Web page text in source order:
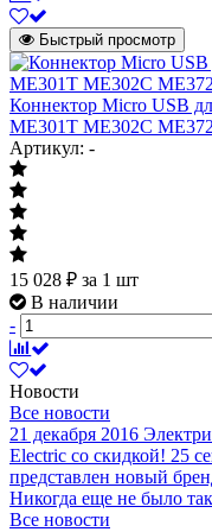
Быстрый просмотр
Коннектор Micro USB
ME301T ME302C
Артикул: -
15 028 ₽ за 1 шт
В наличии
-
Новости
Все новости
21 декабря 2016
Electric со скидкой! 25
представлен новый
Никогда еще не было
Все новости